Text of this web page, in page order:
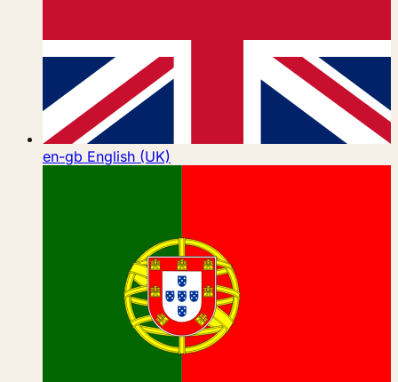
en-gb English (UK)